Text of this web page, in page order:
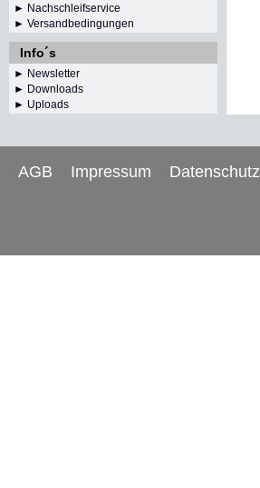
► Nachschleifservice
► Versandbedingungen
Info´s
► Newsletter
► Downloads
► Uploads
AGB Impressum Datenschutz